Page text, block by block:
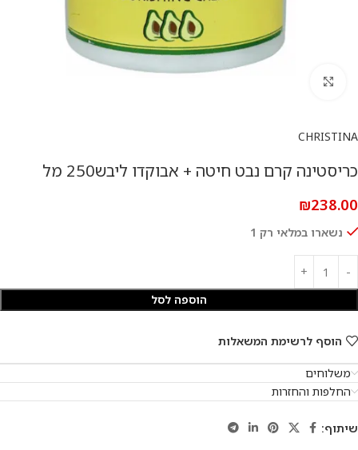
CHRISTINA
כריסטינה קרם נבט חיטה + אבוקדו ליבש250 מל
₪238.00
נשארו במלאי רק 1
הוספה לסל
הוסף לרשימת המשאלות
משלוחים
החלפות והחזרות
שיתוף: